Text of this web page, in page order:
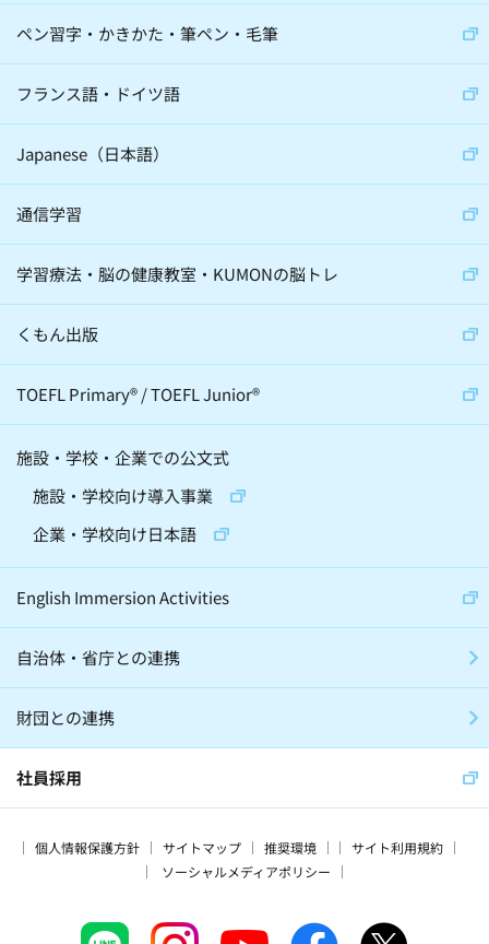
大学教授(18)
小説家(6)
日本教育史学者(2)
サイエンスコミュニケーター(5)
音楽(22)
経営学(19)
脳科学(24)
天文学(4)
建築(2)
精神・神経科学(2)
昆虫(2)
将棋(10)
バレエ(4)
ロボット(3) 手話(4)
グローバル・異文化(186)
子育て(28)
スマート・エイジング(15)
プログラミング教育(3)
家庭学習(56)
海外(166)
企業(64)
寺子屋(15)
ペン習字・かきかた・筆ペン・毛筆
フランス語・ドイツ語
Japanese（日本語）
通信学習
学習療法・脳の健康教室・KUMONの脳トレ
くもん出版
TOEFL Primary®/TOEFL Junior®
施設・学校・企業での公文式
施設・学校向け導入事業
企業・学校向け日本語
English Immersion Activities
自治体・省庁との連携
財団との連携
社員採用
個人情報保護方針 サイトマップ 推奨環境
サイト利用規約
ソーシャルメディアポリシー